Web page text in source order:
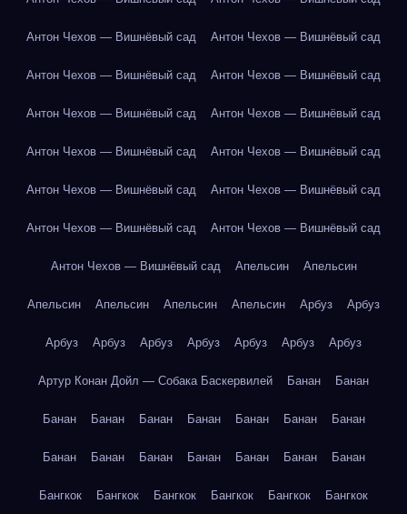
Антон Чехов — Вишнёвый сад Антон Чехов — Вишнёвый сад
Антон Чехов — Вишнёвый сад Антон Чехов — Вишнёвый сад
Антон Чехов — Вишнёвый сад Антон Чехов — Вишнёвый сад
Антон Чехов — Вишнёвый сад Антон Чехов — Вишнёвый сад
Антон Чехов — Вишнёвый сад Антон Чехов — Вишнёвый сад
Антон Чехов — Вишнёвый сад Антон Чехов — Вишнёвый сад
Антон Чехов — Вишнёвый сад Апельсин Апельсин
Апельсин Апельсин Апельсин Апельсин Арбуз Арбуз
Арбуз Арбуз Арбуз Арбуз Арбуз Арбуз Арбуз
Артур Конан Дойл — Собака Баскервилей Банан Банан
Банан Банан Банан Банан Банан Банан Банан
Банан Банан Банан Банан Банан Банан Банан
Бангкок Бангкок Бангкок Бангкок Бангкок Бангкок